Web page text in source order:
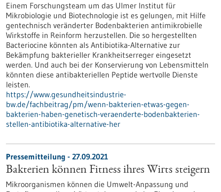
Einem Forschungsteam um das Ulmer Institut für
Mikrobiologie und Biotechnologie ist es gelungen, mit Hilfe
gentechnisch veränderter Bodenbakterien antimikrobielle
Wirkstoffe in Reinform herzustellen. Die so hergestellten
Bacteriocine könnten als Antibiotika-Alternative zur
Bekämpfung bakterieller Krankheitserreger eingesetzt
werden. Und auch bei der Konservierung von Lebensmitteln
könnten diese antibakteriellen Peptide wertvolle Dienste
leisten.
https://www.gesundheitsindustrie-
bw.de/fachbeitrag/pm/wenn-bakterien-etwas-gegen-
bakterien-haben-genetisch-veraenderte-bodenbakterien-
stellen-antibiotika-alternative-her
Pressemitteilung - 27.09.2021
Bakterien können Fitness ihres Wirts steigern
Mikroorganismen können die Umwelt-Anpassung und